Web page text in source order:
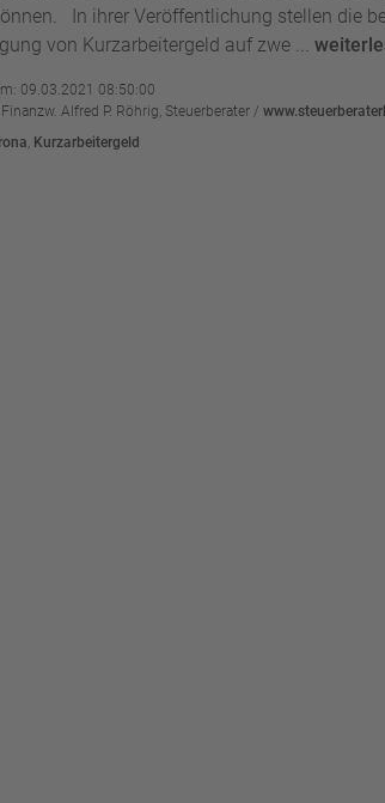
In ihrer Veröffentlichung stellen die
von Kurzarbeitergeld auf zwe ...
09.03.2021 08:50:00
Alfred P. Röhrig, Steuerberater /
, Kurzarbeitergeld